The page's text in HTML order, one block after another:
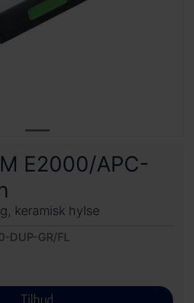
E2000/APC-
keramisk hylse
DUP-GR/FL